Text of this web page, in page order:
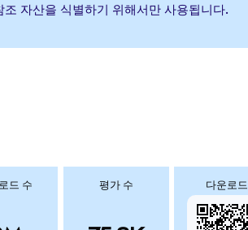
자산을 식별하기 위해서만 사용됩니다.
드 수 평가 수 다운로드